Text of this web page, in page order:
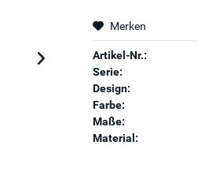
Merken
Artikel-Nr.:
Serie:
Design:
Farbe:
Maße:
Material: